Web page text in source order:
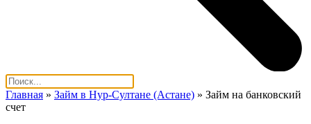
Главная » Займ в Нур-Султане (Астане) » Займ на банковский
счет